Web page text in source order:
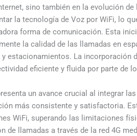
sino también en la evolución
la tecnología de Voz por WiFi, lo
forma de comunicación. Esta
la calidad de las llamadas en
estacionamientos. La incorporación
eficiente y fluida por parte de
un avance crucial al integrar
más consistente y satisfactoria.
WiFi, superando las limitaciones
de llamadas a través de la red 4G